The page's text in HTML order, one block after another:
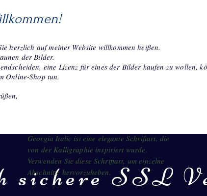
herzlich auf meiner Website willkommen heißen.
der Bilder.
eine Lizenz für eines der Bilder kaufen zu wollen,
Online-Shop tun.
sichere SSL
Georgia Italic ist eine elegante Schriftart, die
von der Kalligraphie inspiriert wurde.
Verwenden Sie diese Schriftart, um einzelne
Abschnitte hervorzuheben,